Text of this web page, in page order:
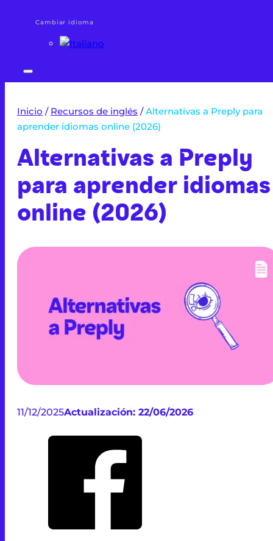
Cambiar idioma
Inicio / Recursos de inglés /Alternativas a Preply para
aprender idiomas online (2026)
Alternativas a Preply
para aprender idiomas
online (2026)
11/12/2025Actualización: 22/06/2026